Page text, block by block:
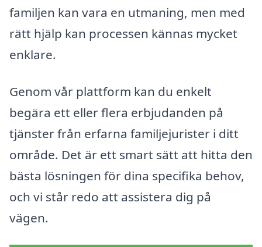
familjen kan vara en utmaning, men med
rätt hjälp kan processen kännas mycket
enklare.
Genom vår plattform kan du enkelt
begära ett eller flera erbjudanden på
tjänster från erfarna familjejurister i ditt
område. Det är ett smart sätt att hitta den
bästa lösningen för dina specifika behov,
och vi står redo att assistera dig på
vägen.